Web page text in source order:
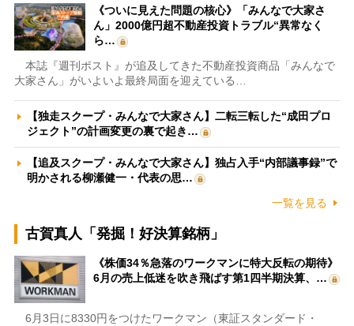
《ついに見えた問題の核心》「みんなで大家さ
ん」2000億円超不動産投資トラブル“異常なく
ら…
本誌『週刊ポスト』が追及してきた不動産投資商品「みんなで
大家さん」がいよいよ最終局面を迎えている…
【独走スクープ・みんなで大家さん】二転三転した“成田プロ
ジェクト”の計画変更の裏で起き…
【追及スクープ・みんなで大家さん】独占入手“内部議事録”で
明かされる柳瀬健一・代表の思…
一覧を見る
古賀真人「発掘！好決算銘柄」
《株価34％急落のワークマンに特大反転の期待》
6月の売上低迷を吹き飛ばす第1四半期決算、…
6月3日に8330円をつけたワークマン（東証スタンダード・